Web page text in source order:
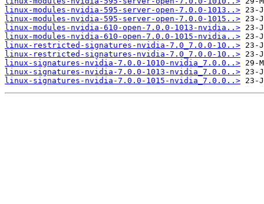
linux-modules-nvidia-595-server-open-7.0.0-1013..>
linux-modules-nvidia-595-server-open-7.0.0-1015..>
linux-modules-nvidia-610-open-7.0.0-1013-nvidia..>
linux-modules-nvidia-610-open-7.0.0-1015-nvidia..>
linux-restricted-signatures-nvidia-7.0_7.0.0-10..>
linux-restricted-signatures-nvidia-7.0_7.0.0-10..>
linux-signatures-nvidia-7.0.0-1010-nvidia_7.0.0..>
linux-signatures-nvidia-7.0.0-1013-nvidia_7.0.0..>
linux-signatures-nvidia-7.0.0-1015-nvidia_7.0.0..>